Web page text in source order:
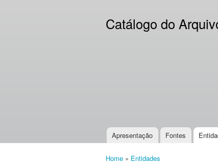
Catálogo do
Main menu
Apresentação Fontes
Home » Entidades